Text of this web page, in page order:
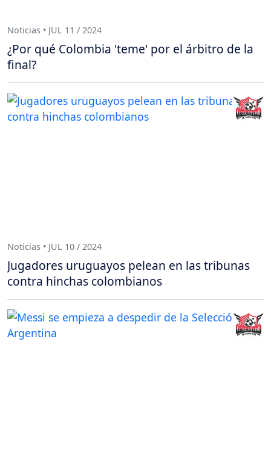
Noticias • JUL 11 / 2024
¿Por qué Colombia 'teme' por el árbitro de la
final?
Noticias • JUL 10 / 2024
Jugadores uruguayos pelean en las tribunas
contra hinchas colombianos